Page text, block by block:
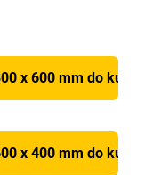
x 600 mm do
x 400 mm do